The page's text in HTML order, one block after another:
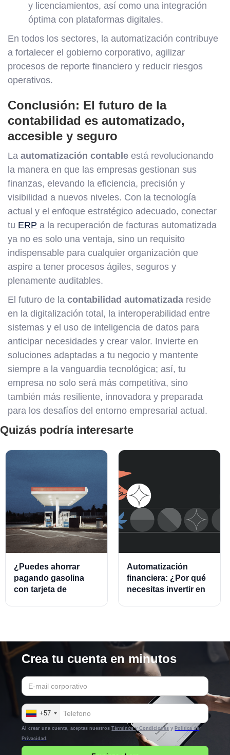
y licenciamientos, así como una integración
óptima con plataformas digitales.
En todos los sectores, la automatización contribuye
a fortalecer el gobierno corporativo, agilizar
procesos de reporte financiero y reducir riesgos
operativos.
Conclusión: El futuro de la
contabilidad es automatizado,
accesible y seguro
La automatización contable está revolucionando
la manera en que las empresas gestionan sus
finanzas, elevando la eficiencia, precisión y
visibilidad a nuevos niveles. Con la tecnología
actual y el enfoque estratégico adecuado, conectar
tu ERP a la recuperación de facturas automatizada
ya no es solo una ventaja, sino un requisito
indispensable para cualquier organización que
aspire a tener procesos ágiles, seguros y
plenamente auditables.
El futuro de la contabilidad automatizada reside
en la digitalización total, la interoperabilidad entre
sistemas y el uso de inteligencia de datos para
anticipar necesidades y crear valor. Invierte en
soluciones adaptadas a tu negocio y mantente
siempre a la vanguardia tecnológica; así, tu
empresa no solo será más competitiva, sino
también más resiliente, innovadora y preparada
para los desafíos del entorno empresarial actual.
Quizás podría interesarte
¿Puedes ahorrar
pagando gasolina
con tarjeta de
Automatización
financiera: ¿Por qué
necesitas invertir en
Crea tu cuenta en minutos
+57
Al crear una cuenta, aceptas nuestrosTérminos y Condiciones y Política de
Privacidad.